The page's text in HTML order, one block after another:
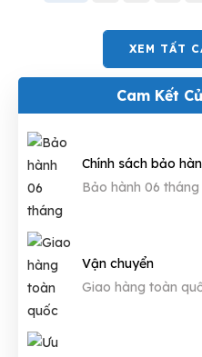
XEM TẤT
Cam Kết
Chính sách bảo
Bảo hành 06 tháng
Vận chuyển
Giao hàng toàn